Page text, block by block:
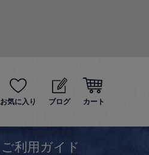
お気に入り ブログ カート
ご利用ガイド